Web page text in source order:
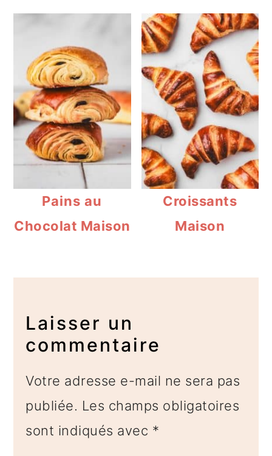
Pains au
Chocolat Maison
Croissants
Maison
du
lecteur
Laisser un
commentaire
Votre adresse e-mail ne sera pas
publiée. Les champs obligatoires
sont indiqués avec *